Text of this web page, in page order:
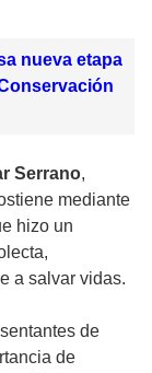
nueva etapa
Serrano,
mediante
hizo un
a salvar vidas.
de
de